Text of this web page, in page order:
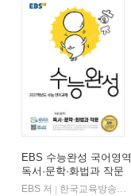
EBS 수능완성 국어영역
독서·문학·화법과 작문
(2026년)
EBS 저
한국교육방송공사